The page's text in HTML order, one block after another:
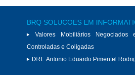
BRQ SOLUCOES EM
Valores Mobiliários
Controladas e Coligadas
DRI: Antonio Eduardo Pimentel